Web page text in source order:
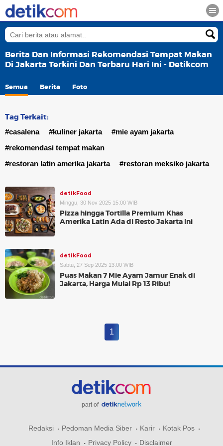
Berita Dan Informasi Rekomendasi Tempat Makan
Di Jakarta Terkini Dan Terbaru Hari Ini - Detikcom
Semua Berita Foto
Tag Terkait:
#casalena #kuliner jakarta
#mie ayam jakarta
#rekomendasi tempat makan
#restoran latin amerika jakarta
#restoran meksiko jakarta
detikFood
Minggu, 30 Nov 2025 15:00 WIB
Pizza hingga Tortilla Premium Khas
Amerika Latin Ada di Resto Jakarta Ini
detikFood
Sabtu, 27 Sep 2025 13:00 WIB
Puas Makan 7 Mie Ayam Jamur Enak di
Jakarta, Harga Mulai Rp 13 Ribu!
1
part of
Redaksi Pedoman Media Siber Karir
Kotak Pos
Info Iklan
Privacy Policy Disclaimer